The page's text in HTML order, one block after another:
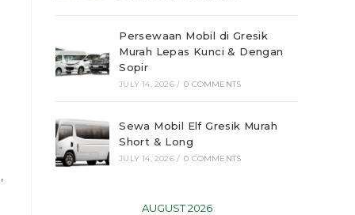
Persewaan Mobil di Gresik
Murah Lepas Kunci & Dengan
Sopir
JULY 14, 2026 / 0 COMMENTS
Sewa Mobil Elf Gresik Murah
Short & Long
JULY 14, 2026 / 0 COMMENTS
AUGUST 2026